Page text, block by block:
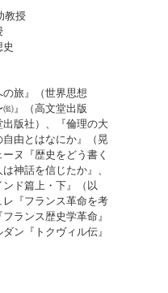
教授
旅』（世界思想
』（高文堂出版
版社）、『倫理の大
由とはなにか』（晃
ヌ『歴史をどう書く
神話を信じたか』、
ド篇上・下』（以
『フランス革命を考
ランス歴史学革命』
ン『トクヴィル伝』